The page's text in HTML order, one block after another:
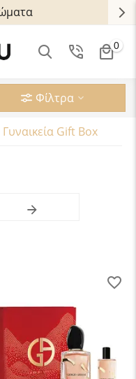
Δωρεάν
0
Φίλτρα
Γυναικεία Gift Box